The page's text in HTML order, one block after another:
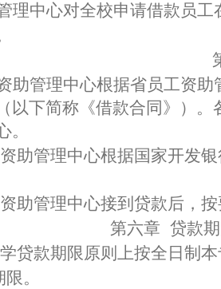
理中心对全校申请借款员
助管理中心根据省员工资
以下简称《借款合同》）
助管理中心根据国家开发
助管理中心接到贷款后，按
第六章 贷款
贷款期限原则上按全日制本
。